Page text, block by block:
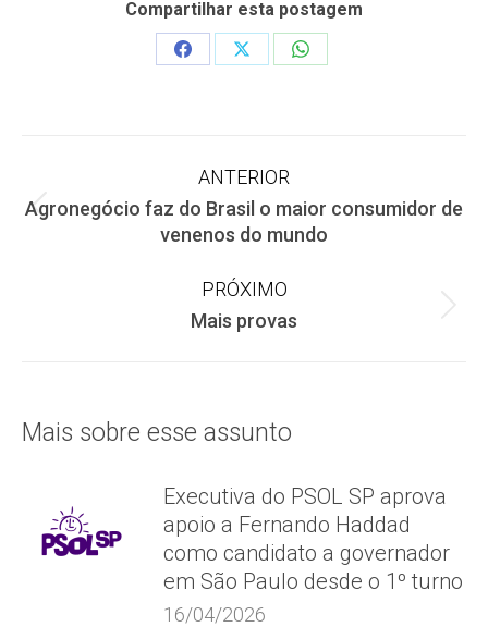
Compartilhar esta postagem
Share
Share
Share
Navegação
de
ANTERIOR
Post
anterior:
Agronegócio faz do Brasil o maior consumidor de
venenos do mundo
PRÓXIMO
Próximo
Mais provas
Mais sobre esse assunto
Executiva do PSOL SP aprova
apoio a Fernando Haddad
como candidato a governador
em São Paulo desde o 1º turno
16/04/2026